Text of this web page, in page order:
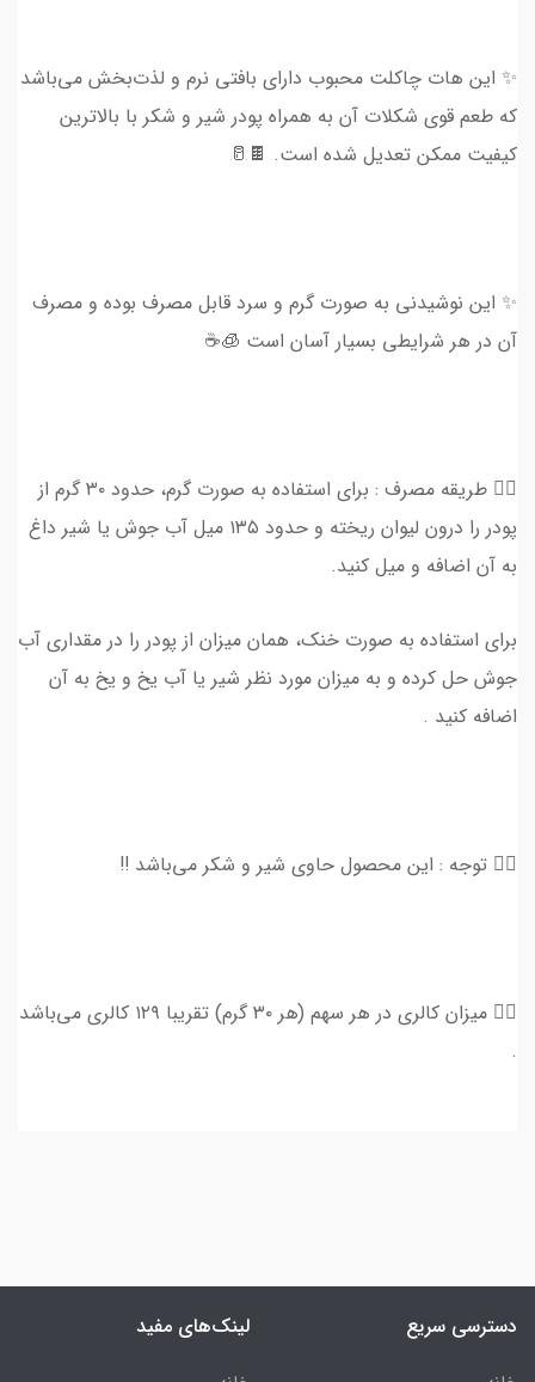
✨ این هات چاکلت محبوب دارای بافتی نرم و لذت‌بخش می‌باشد
که طعم قوی شکلات آن به همراه پودر شیر و شکر با بالاترین
کیفیت ممکن تعدیل شده است. 🍫🥛
✨ این نوشیدنی به صورت گرم و سرد قابل مصرف بوده و مصرف
آن در هر شرایطی بسیار آسان است 🧊☕️
👈🏻 طریقه مصرف : برای استفاده به صورت گرم، حدود ۳۰ گرم از
پودر را درون لیوان ریخته و حدود ۱۳۵ میل آب جوش یا شیر داغ
به آن اضافه و میل کنید.
برای استفاده به صورت خنک، همان میزان از پودر را در مقداری آب
جوش حل کرده و به میزان مورد نظر شیر یا آب یخ و یخ به آن
اضافه کنید .
👈🏻 توجه : این محصول حاوی شیر و شکر می‌باشد ‼️
👈🏻 میزان کالری در هر سهم (هر ۳۰ گرم) تقریبا ۱۲۹ کالری می‌باشد
.
دسترسی سریع لینک‌های مفید